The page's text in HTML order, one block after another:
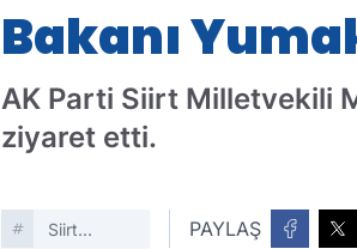
Bakanı
AK Parti Siirt Milletvekili
ziyaret etti.
Siirt
PAYLAŞ